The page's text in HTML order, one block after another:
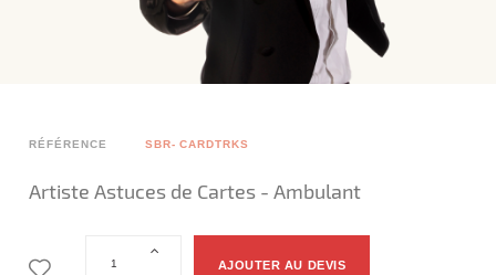
RÉFÉRENCE SBR- CARDTRKS
Artiste Astuces de Cartes - Ambulant
AJOUTER AU DEVIS